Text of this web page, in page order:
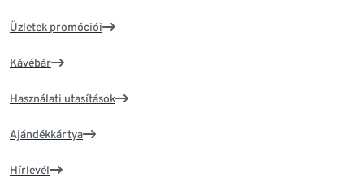
Üzletek promóciói
Kávébár
Használati utasítások
Ajándékkártya
Hírlevél